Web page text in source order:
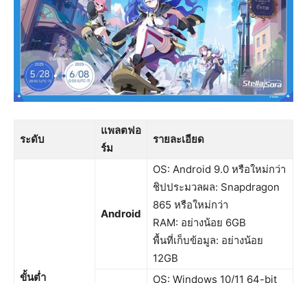
ระดับ
แพลตฟอ
ร์ม
รายละเอียด
ขั้นต่ำ
Android
OS: Android 9.0 หรือใหม่กว่า
ชิปประมวลผล: Snapdragon
865 หรือใหม่กว่า
RAM: อย่างน้อย 6GB
พื้นที่เก็บข้อมูล: อย่างน้อย
12GB
OS: Windows 10/11 64-bit